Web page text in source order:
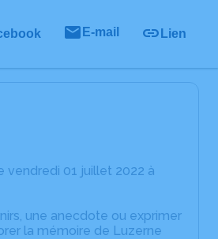
E-mail Lien
vendredi 01 juillet 2022 à
une anecdote ou exprimer
la mémoire de Luzerne